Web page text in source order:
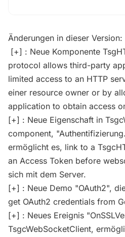
Änderungen in dieser Version:
[+] : Neue Komponente
protocol allows third-party
limited access to an HTTP
einer resource owner or by
application to obtain access
[+] : Neue Eigenschaft in
component,
ermöglicht es, link to a
an Access Token before
sich mit dem Server.
[+] : Neue Demo "OAuth2",
get OAuth2 credentials from
[+] : Neues Ereignis
TsgcWebSocketClient,